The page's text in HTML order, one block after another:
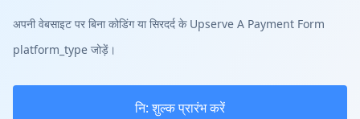
अपनी वेबसाइट पर बिना कोडिंग या सिरदर्द के Upserve A Payment Form
platform_type जोड़ें।
नि: शुल्क प्रारंभ करें